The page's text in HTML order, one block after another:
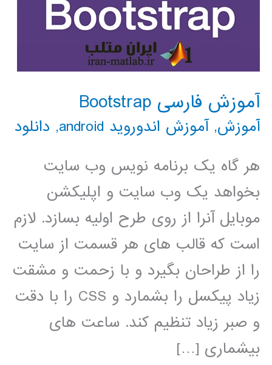
آموزش فارسی Bootstrap
آموزش,آموزش اندوروید android , دانلود
هر گاه یک برنامه نویس وب سایت
بخواهد یک وب سایت و اپلیکشن
موبایل آنرا از روی طرح اولیه بسازد. لازم
است که قالب های هر قسمت از سایت
را از طراحان بگیرد و با زحمت و مشقت
زیاد پیکسل را بشمارد و CSS را با دقت
و صبر زیاد تنظیم کند. ساعت های
بیشماری […]